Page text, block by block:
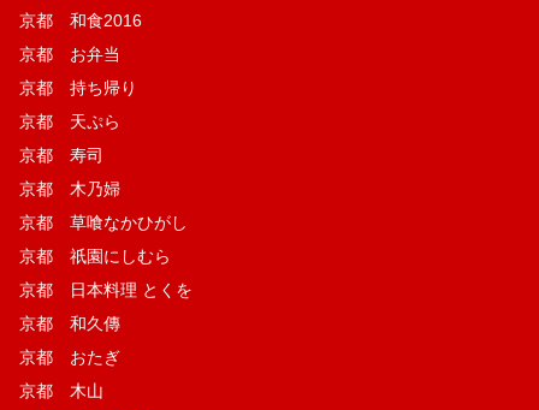
京都 和食2016
京都 お弁当
京都 持ち帰り
京都 天ぷら
京都 寿司
京都 木乃婦
京都 草喰なかひがし
京都 祇園にしむら
京都 日本料理 とくを
京都 和久傳
京都 おたぎ
京都 木山